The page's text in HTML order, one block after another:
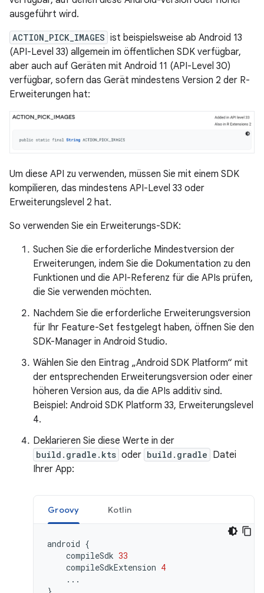
ausgeführt wird.
ACTION_PICK_IMAGES ist beispielsweise ab Android 13
(API-Level 33) allgemein im öffentlichen SDK verfügbar,
aber auch auf Geräten mit Android 11 (API-Level 30)
verfügbar, sofern das Gerät mindestens Version 2 der R-
Erweiterungen hat:
Um diese API zu verwenden, müssen Sie mit einem SDK
kompilieren, das mindestens API-Level 33 oder
Erweiterungslevel 2 hat.
So verwenden Sie ein Erweiterungs-SDK:
Suchen Sie die erforderliche Mindestversion der
Erweiterungen, indem Sie die Dokumentation zu den
Funktionen und die API-Referenz für die APIs prüfen,
die Sie verwenden möchten.
Nachdem Sie die erforderliche Erweiterungsversion
für Ihr Feature-Set festgelegt haben, öffnen Sie den
SDK-Manager in Android Studio.
Wählen Sie den Eintrag „Android SDK Platform“ mit
der entsprechenden Erweiterungsversion oder einer
höheren Version aus, da die APIs additiv sind.
Beispiel: Android SDK Platform 33, Erweiterungslevel
4.
Deklarieren Sie diese Werte in der
build.gradle.kts oder build.gradle Datei
Ihrer App:
Groovy Kotlin
android {
compileSdk 33
compileSdkExtension 4
...
}